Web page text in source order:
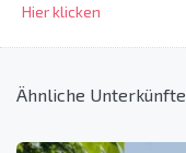
Hier klicken
Ähnliche Unterkünfte